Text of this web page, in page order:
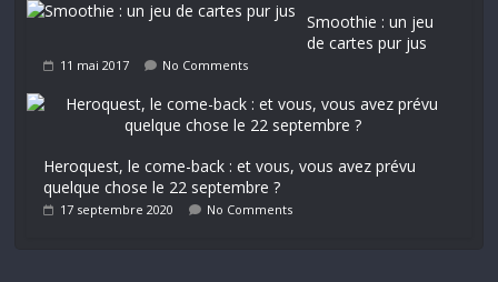
Smoothie : un jeu
de cartes pur jus
11 mai 2017 No Comments
Heroquest, le come-back : et vous, vous avez prévu
quelque chose le 22 septembre ?
17 septembre 2020 No Comments